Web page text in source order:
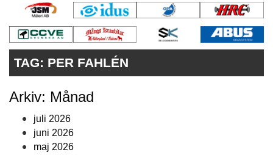
KONTAKT
VÅRA ANDRA MAGASIN
PRENUMERERA
ANNONSERA
TAG: PER FAHLÉN
Arkiv: Månad
juli 2026
juni 2026
maj 2026